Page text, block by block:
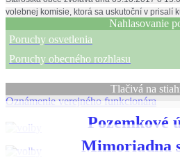
volebnej komisie, ktorá sa uskutoční v prisalí
Nahlasovanie
Poruchy osvetlenia
Poruchy obecného rozhlasu
Tlačivá na
Oznámenie verejného funkcionára
Pozemkové
Mimoriadna